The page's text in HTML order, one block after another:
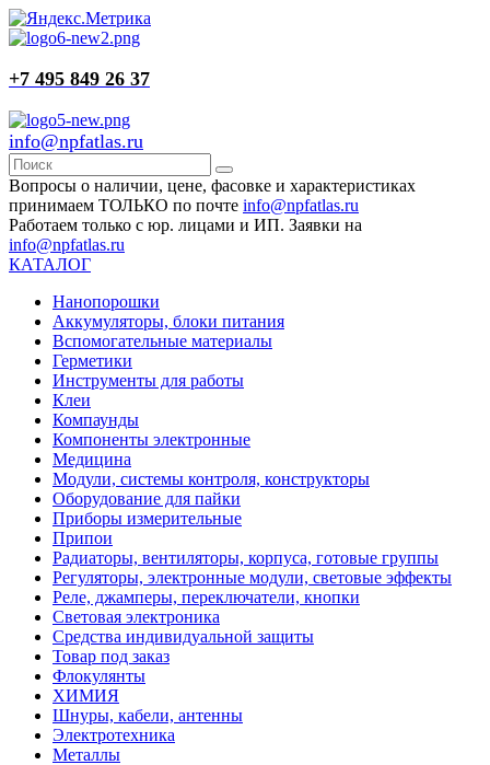
+7 495 849 26 37
info@npfatlas.ru
Вопросы о наличии, цене, фасовке и характеристиках
принимаем ТОЛЬКО по почте info@npfatlas.ru
Работаем только с юр. лицами и ИП. Заявки на
info@npfatlas.ru
КАТАЛОГ
Нанопорошки
Аккумуляторы, блоки питания
Вспомогательные материалы
Герметики
Инструменты для работы
Клеи
Компаунды
Компоненты электронные
Медицина
Модули, системы контроля, конструкторы
Оборудование для пайки
Приборы измерительные
Припои
Радиаторы, вентиляторы, корпуса, готовые группы
Регуляторы, электронные модули, световые эффекты
Реле, джамперы, переключатели, кнопки
Световая электроника
Средства индивидуальной защиты
Товар под заказ
Флокулянты
ХИМИЯ
Шнуры, кабели, антенны
Электротехника
Металлы